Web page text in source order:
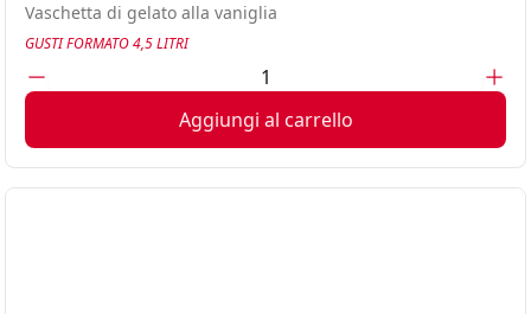
Vaschetta di gelato alla vaniglia
GUSTI FORMATO 4,5 LITRI
Aggiungi al carrello